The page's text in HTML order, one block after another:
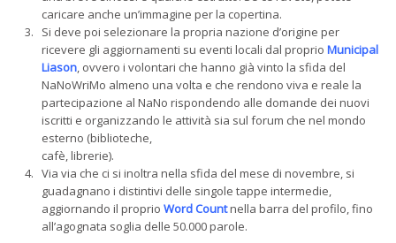
caricare anche un’immagine per la copertina.
Si deve poi selezionare la propria nazione d’origine per
ricevere gli aggiornamenti su eventi locali dal proprio Municipal
Liason, ovvero i volontari che hanno già vinto la sfida del
NaNoWriMo almeno una volta e che rendono viva e reale la
partecipazione al NaNo rispondendo alle domande dei nuovi
iscritti e organizzando le attività sia sul forum che nel mondo
esterno (biblioteche,
cafè, librerie).
Via via che ci si inoltra nella sfida del mese di novembre, si
guadagnano i distintivi delle singole tappe intermedie,
aggiornando il proprio Word Countnella barra del profilo, fino
all’agognata soglia delle 50.000 parole.